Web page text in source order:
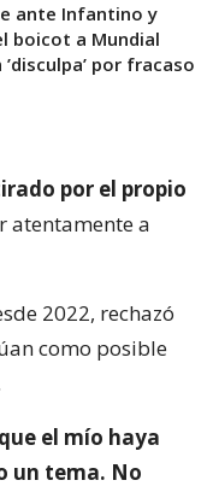
ante Infantino y
boicot a Mundial
por fracaso
por el propio
atentamente a
2022, rechazó
como posible
el mío haya
un tema. No